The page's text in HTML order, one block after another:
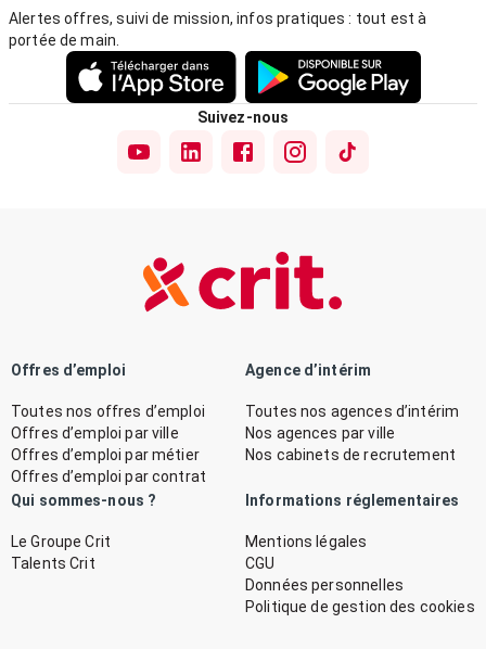
Alertes offres, suivi de mission, infos pratiques : tout est à
portée de main.
Suivez-nous
Offres d’emploi
Toutes nos offres d’emploi
Offres d’emploi par ville
Offres d’emploi par métier
Offres d’emploi par contrat
Agence d’intérim
Toutes nos agences d’intérim
Nos agences par ville
Nos cabinets de recrutement
Qui sommes-nous ?
Le Groupe Crit
Talents Crit
Informations réglementaires
Mentions légales
CGU
Données personnelles
Politique de gestion des cookies